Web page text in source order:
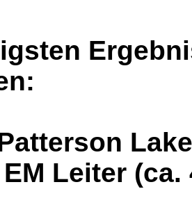
Lake
EM Leiter